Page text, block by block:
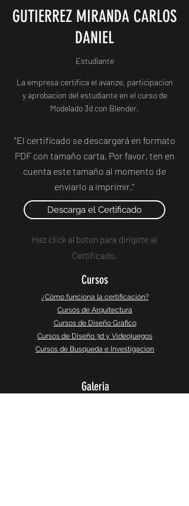
GUTIERREZ MIRANDA CARLOS
DANIEL
Estudiante
La empresa certifica el avanze, participacion
y aprobacion del estudiante en el curso de
Modelado 3d con Blender.
"El certificado se descargará en formato
PDF con tamaño carta. Por favor, ten en
cuenta este tamaño al momento de
enviarlo a imprimir."
Descarga el Certificado
Haz click al boton para dirigirte al
Certificado.
Cursos
¿Cómo funciona la certificación?
Cursos de Arquitectura
Cursos de Diseño Grafico
Cursos de Diseño 3d y Videojuegos
Cursos de Busqueda e Investigacion
Galeria